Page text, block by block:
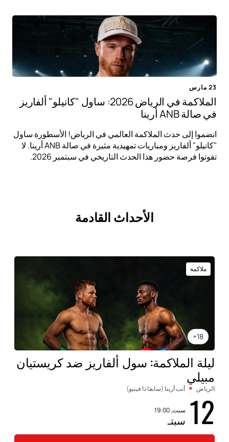
23 مارس
الملاكمة في الرياض 2026: ساول "كانيلو" ألفاريز
في صالة ANB أرينا
انضموا إلى حدث الملاكمة العالمي في الرياض! الأسطورة ساول
"كانيلو" ألفاريز ومباريات تمهيدية مثيرة في صالة ANB أرينا. لا
تفوتوا فرصة حضور هذا الحدث التاريخي في سبتمبر 2026.
الأحداث القادمة
18+
ملاكمة
ليلة الملاكمة: سول ألفاريز ضد كريستيان
مبيلي
الرياض أنب أرينا (سابقا ذا فينيو)
12 سبت, 19:00
سبتـ